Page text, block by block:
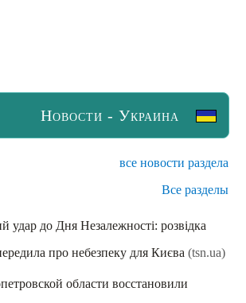
Новости - Украина
все новости раздела
Все разделы
удар до Дня Незалежності: розвідка
про небезпеку для Києва (tsn.ua)
области восстановили